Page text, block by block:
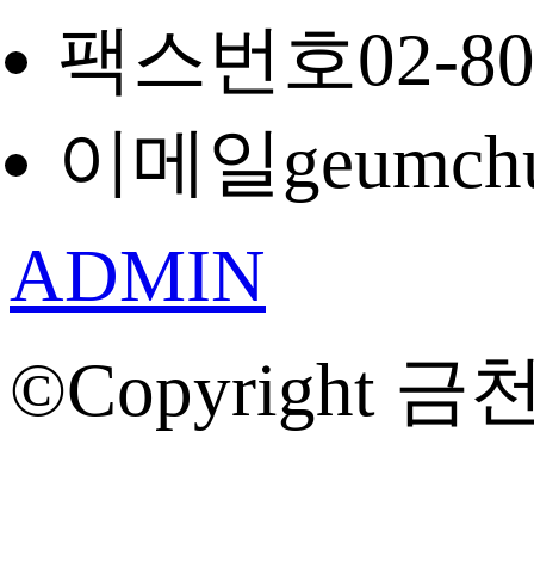
팩스번호02-
이메일
ADMIN
©Copyright 금